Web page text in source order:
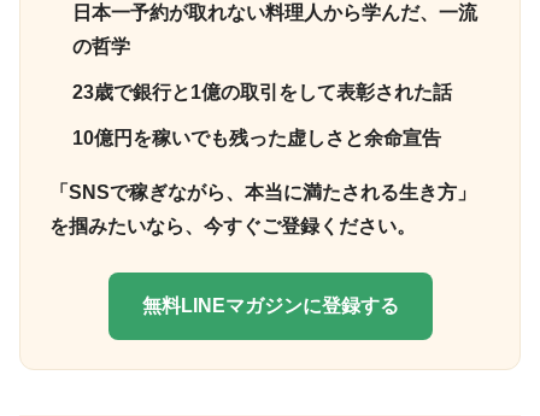
日本一予約が取れない料理人から学んだ、一流
の哲学
23歳で銀行と1億の取引をして表彰された話
10億円を稼いでも残った虚しさと余命宣告
「SNSで稼ぎながら、本当に満たされる生き方」
を掴みたいなら、今すぐご登録ください。
無料LINEマガジンに登録する